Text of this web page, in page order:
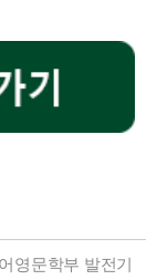
영문학부 발전기